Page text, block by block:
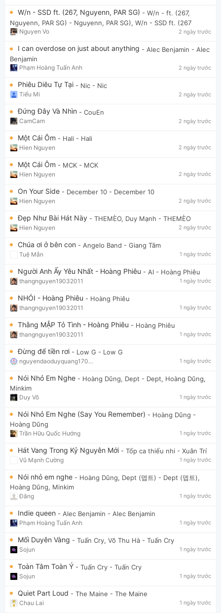
W/n - SSD ft. (267, Nguyenn, PAR SG) - W/n - ft. (267,
Nguyenn, PAR SG) - Nguyenn, PAR SG), W/n - SSD ft. (267
Nguyen Vo 2 ngày trước
I can overdose on just about anything - Alec Benjamin - Alec
Benjamin
Phạm Hoàng Tuấn Anh 2 ngày trước
Phiêu Diêu Tự Tại - Nic - Nic
Tiểu Mi 2 ngày trước
Đứng Đây Và Nhìn - CouEn
CamCam 2 ngày trước
Một Cái Ôm - Hali - Hali
Hien Nguyen 2 ngày trước
Một Cái Ôm - MCK - MCK
Hien Nguyen 2 ngày trước
On Your Side - December 10 - December 10
Hien Nguyen 2 ngày trước
Đẹp Như Bài Hát Này - THEMÈO, Duy Mạnh - THEMÈO
Hien Nguyen 2 ngày trước
Chúa ơi ở bên con - Angelo Band - Giang Tâm
Tuệ Mẫn 1 ngày trước
Người Anh Ấy Yêu Nhất - Hoàng Phiêu - AI - Hoàng Phiêu
thangnguyen19032011 1 ngày trước
NHÓI - Hoàng Phiêu - Hoàng Phiêu
thangnguyen19032011 1 ngày trước
Thằng MẬP Tỏ Tình - Hoàng Phiêu - Hoàng Phiêu
thangnguyen19032011 1 ngày trước
Đừng để tiền rơi - Low G - Low G
nguyendaoduyquang17021 1 ngày trước
Nói Nhỏ Em Nghe - Hoàng Dũng, Dept - Dept, Hoàng Dũng,
Minkim
Duy Võ 1 ngày trước
Nói Nhỏ Em Nghe (Say You Remember) - Hoàng Dũng -
Hoàng Dũng
Trần Hữu Quốc Hướng 1 ngày trước
Hát Vang Trong Kỷ Nguyên Mới - Tốp ca thiếu nhi - Xuân Trí
Vũ Mạnh Cường 1 ngày trước
Nói nhỏ em nghe - Hoàng Dũng, Dept (뎁트) - Dept (뎁트),
Hoàng Dũng, Minkim
Đăng 1 ngày trước
Indie queen - Alec Benjamin - Alec Benjamin
Phạm Hoàng Tuấn Anh 1 ngày trước
Mối Duyên Vàng - Tuấn Cry, Võ Thu Hà - Tuấn Cry
Sojun 1 ngày trước
Toàn Tâm Toàn Ý - Tuấn Cry - Tuấn Cry
Sojun 1 ngày trước
Quiet Part Loud - The Maine - The Maine
Chau Lai 1 ngày trước